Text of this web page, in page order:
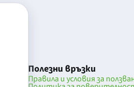
Полезни връзки
Правила и условия за